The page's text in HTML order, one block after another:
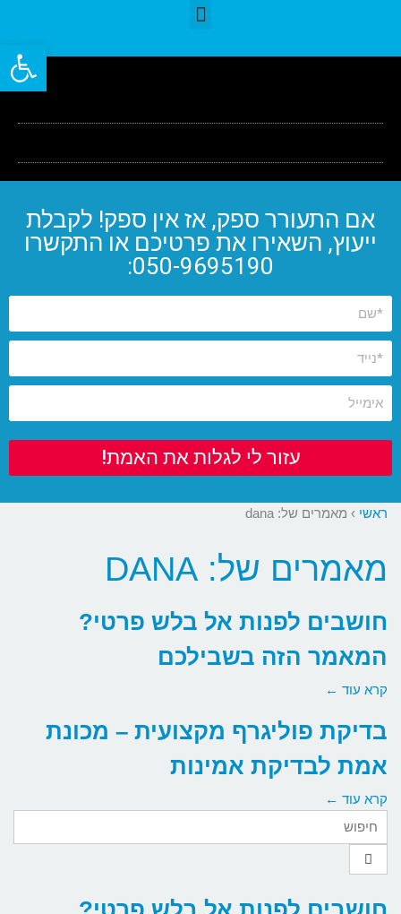
אם התעורר ספק, אז אין ספק! לקבלת
ייעוץ, השאירו את פרטיכם או התקשרו
050-9695190:
עזור לי לגלות את האמת!
ראשי › מאמרים של: dana
מאמרים של: DANA
חושבים לפנות אל בלש פרטי?
המאמר הזה בשבילכם
קרא עוד ←
בדיקת פוליגרף מקצועית – מכונת
אמת לבדיקת אמינות
קרא עוד ←
פתח